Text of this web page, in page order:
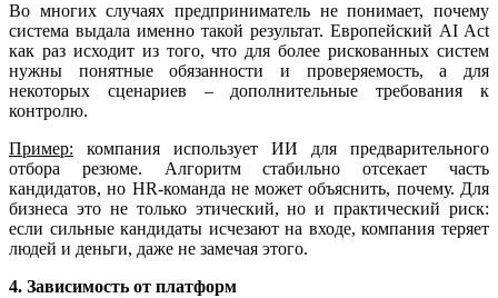
Во многих случаях предприниматель не понимает, почему
система выдала именно такой результат. Европейский AI Act
как раз исходит из того, что для более рискованных систем
нужны понятные обязанности и проверяемость, а для
некоторых сценариев – дополнительные требования к
контролю.
Пример: компания использует ИИ для предварительного
отбора резюме. Алгоритм стабильно отсекает часть
кандидатов, но HR-команда не может объяснить, почему. Для
бизнеса это не только этический, но и практический риск:
если сильные кандидаты исчезают на входе, компания теряет
людей и деньги, даже не замечая этого.
4. Зависимость от платформ